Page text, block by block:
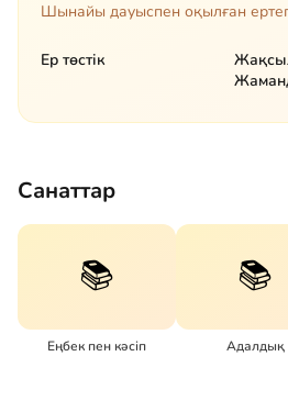
Шынайы дауыспен оқылған
Ер төстік
Санаттар
📚
Eңбек пен кәсіп
📚
Адалдық